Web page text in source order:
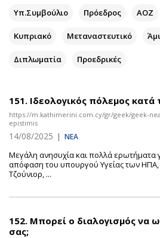
Υπ.Συμβούλιο Πρόεδρος ΑΟΖ
Κυπριακό Μεταναστευτικό
Διπλωματία Προεδρικές
151. Ιδεολογικός πόλεμος κατά
https://m.kathimerini.com.cy/gr/geek/geek-
epistimis
14/08/2025 | ΝΕΑ
Μεγάλη ανησυχία και πολλά ερωτήματα
απόφαση του υπουργού Υγείας των ΗΠΑ,
Τζούνιορ, ...
152. Μπορεί ο διαλογισμός να
σας;